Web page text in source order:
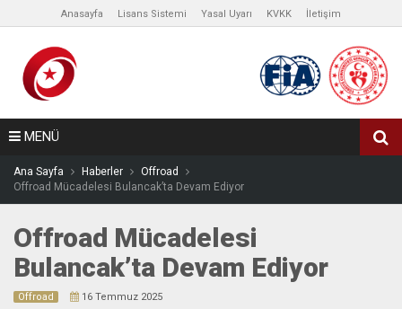
Anasayfa Lisans Sistemi Yasal Uyarı KVKK İletişim
MENÜ
Ana Sayfa Haberler
Offroad
Offroad Mücadelesi Bulancak’ta Devam Ediyor
Offroad Mücadelesi
Bulancak’ta Devam Ediyor
Offroad 16 Temmuz 2025